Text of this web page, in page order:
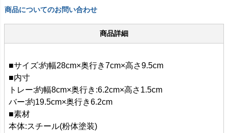
商品についてのお問い合わせ
商品詳細
■サイズ:約幅28cm×奥行き7cm×高さ9.5cm
■内寸
トレー:約幅8cm×奥行き:6.2cm×高さ1.5cm
バー:約19.5cm×奥行き6.2cm
■素材
本体:スチール(粉体塗装)